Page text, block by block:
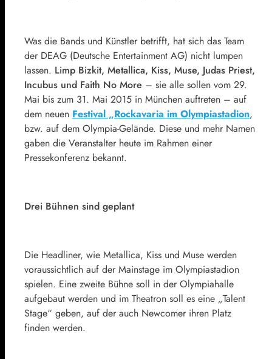
Was die Bands und Künstler betrifft, hat sich das Team
der DEAG (Deutsche Entertainment AG) nicht lumpen
lassen. Limp Bizkit, Metallica, Kiss, Muse, Judas Priest,
Incubus und Faith No More – sie alle sollen vom 29.
Mai bis zum 31. Mai 2015 in München auftreten – auf
dem neuen Festival „Rockavaria im Olympiastadion,
bzw. auf dem Olympia-Gelände. Diese und mehr Namen
gaben die Veranstalter heute im Rahmen einer
Pressekonferenz bekannt.
Drei Bühnen sind geplant
Die Headliner, wie Metallica, Kiss und Muse werden
voraussichtlich auf der Mainstage im Olympiastadion
spielen. Eine zweite Bühne soll in der Olympiahalle
aufgebaut werden und im Theatron soll es eine „Talent
Stage“ geben, auf der auch Newcomer ihren Platz
finden werden.